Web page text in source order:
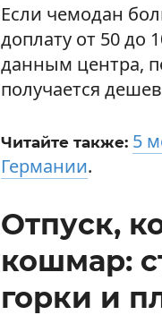
Если чемодан
доплату от 50 до
данным центра,
получается
Читайте также: 5
Германии.
Отпуск,
кошмар:
горки и